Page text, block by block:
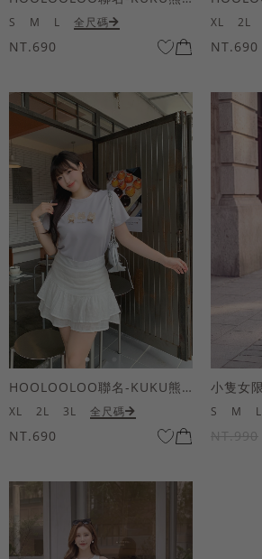
S M L 全尺碼
NT.690
XL 2L
NT.690
HOOLOOLOO聯名-KUKU熊蝴蝶結短袖上衣
XL 2L 3L 全尺碼
NT.690
S M L
NT.990